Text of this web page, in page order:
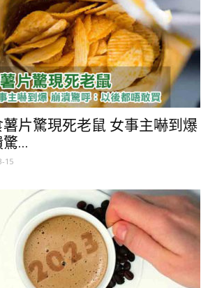
薯片驚現死老鼠 女事主嚇到爆
...
15